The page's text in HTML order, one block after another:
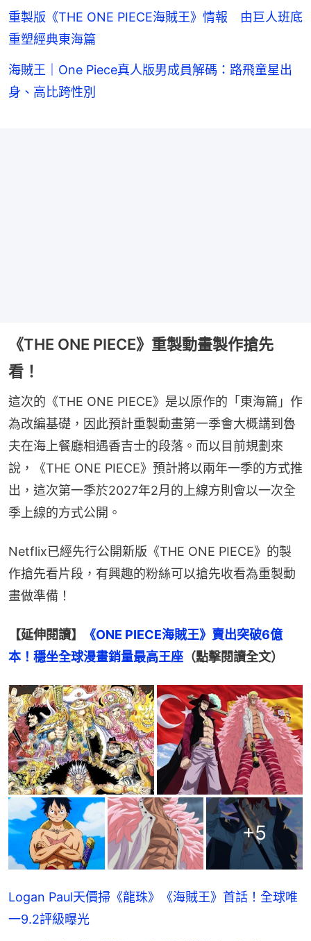
重製版《THE ONE PIECE海賊王》情報 由巨人班底
重塑經典東海篇
海賊王｜One Piece真人版男成員解碼：路飛童星出
身、高比跨性別
《THE ONE PIECE》重製動畫製作搶先
看！
這次的《THE ONE PIECE》是以原作的「東海篇」作
為改編基礎，因此預計重製動畫第一季會大概講到魯
夫在海上餐廳相遇香吉士的段落。而以目前規劃來
說，《THE ONE PIECE》預計將以兩年一季的方式推
出，這次第一季於2027年2月的上線方則會以一次全
季上線的方式公開。
Netflix已經先行公開新版《THE ONE PIECE》的製
作搶先看片段，有興趣的粉絲可以搶先收看為重製動
畫做準備！
【延伸閱讀】
《ONE PIECE海賊王》賣出突破6億
本！穩坐全球漫畫銷量最高王座 （點擊閱讀全文）
+5
Logan Paul天價掃《龍珠》《海賊王》首話！全球唯
一9.2評級曝光